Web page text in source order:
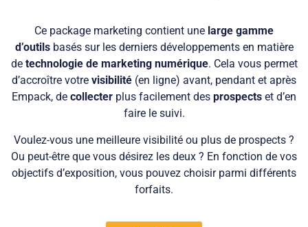
Ce package marketing contient une large gamme
d’outilsbasés sur les derniers développements en matière
de technologie de marketing numérique. Cela vous permet
d’accroître votre visibilité (en ligne) avant, pendant et après
Empack, de collecter plus facilement des prospects et d’en
faire le suivi.
Voulez-vous une meilleure visibilité ou plus de prospects ?
Ou peut-être que vous désirez les deux ? En fonction de vos
objectifs d’exposition, vous pouvez choisir parmi différents
forfaits.